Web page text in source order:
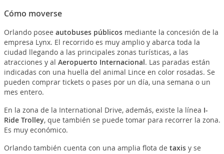
Cómo moverse
Orlando posee autobuses públicosmediante la concesión de la
empresa Lynx. El recorrido es muy amplio y abarca toda la
ciudad llegando a las principales zonas turísticas, a las
atracciones y al Aeropuerto Internacional. Las paradas están
indicadas con una huella del animal Lince en color rosadas. Se
pueden comprar tickets o pases por un día, una semana o un
mes entero.
En la zona de la International Drive, además, existe la línea I-
Ride Trolley, que también se puede tomar para recorrer la zona.
Es muy económico.
Orlando también cuenta con una amplia flota de taxis y se